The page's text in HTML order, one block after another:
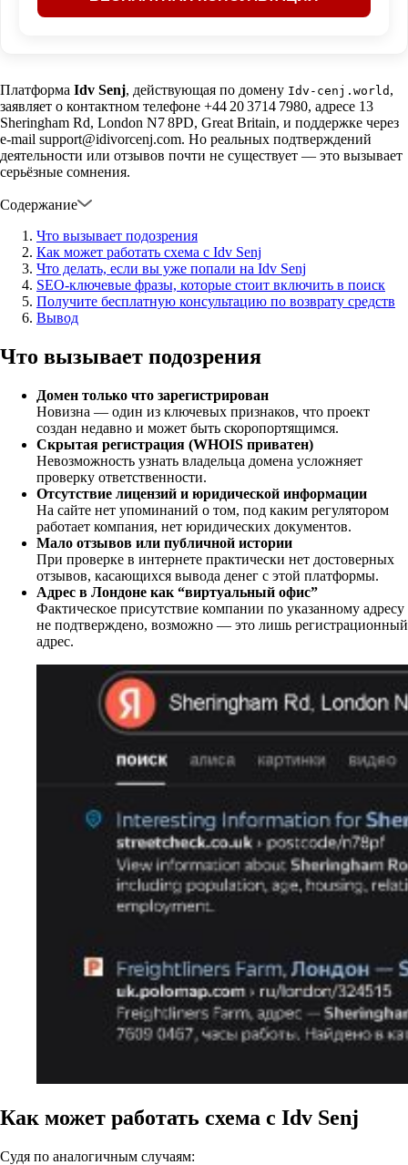
Платформа Idv Senj, действующая по домену Idv‑cenj.world ,
заявляет о контактном телефоне +44 20 3714 7980, адресе 13
Sheringham Rd, London N7 8PD, Great Britain, и поддержке через
e‑mail support@idivorcenj.com. Но реальных подтверждений
деятельности или отзывов почти не существует — это вызывает
серьёзные сомнения.
Содержание
Что вызывает подозрения
Как может работать схема с Idv Senj
Что делать, если вы уже попали на Idv Senj
SEO‑ключевые фразы, которые стоит включить в поиск
Получите бесплатную консультацию по возврату средств
Вывод
Что вызывает подозрения
Домен только что зарегистрирован
Новизна — один из ключевых признаков, что проект
создан недавно и может быть скоропортящимся.
Скрытая регистрация (WHOIS приватен)
Невозможность узнать владельца домена усложняет
проверку ответственности.
Отсутствие лицензий и юридической информации
На сайте нет упоминаний о том, под каким регулятором
работает компания, нет юридических документов.
Мало отзывов или публичной истории
При проверке в интернете практически нет достоверных
отзывов, касающихся вывода денег с этой платформы.
Адрес в Лондоне как “виртуальный офис”
Фактическое присутствие компании по указанному адресу
не подтверждено, возможно — это лишь регистрационный
адрес.
Как может работать схема с Idv Senj
Судя по аналогичным случаям: